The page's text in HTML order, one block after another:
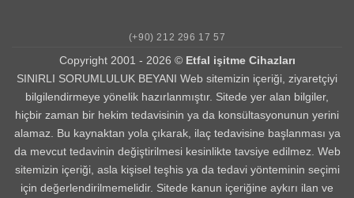
(+90) 212 296 17 57
Copyright 2001 - 2026 © Etfal işitme Cihazları
SINIRLI SORUMLULUK BEYANI Web sitemizin içeriği, ziyaretçiyi
bilgilendirmeye yönelik hazırlanmıştır. Sitede yer alan bilgiler,
hiçbir zaman bir hekim tedavisinin ya da konsültasyonunun yerini
alamaz. Bu kaynaktan yola çıkarak, ilaç tedavisine başlanması ya
da mevcut tedavinin değiştirilmesi kesinlikte tavsiye edilmez. Web
sitemizin içeriği, asla kişisel teşhis ya da tedavi yönteminin seçimi
için değerlendirilmemelidir. Sitede kanun içeriğine aykırı ilan ve